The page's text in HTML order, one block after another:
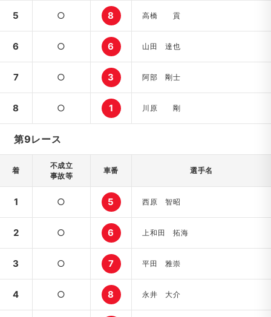
5 ○ 8 高橋 貢
6 ○ 6 山田 達也
7 ○ 3 阿部 剛士
8 ○ 1 川原 剛
第9レース
着
不成立
事故等
車番 選手名
1 ○ 5 西原 智昭
2 ○ 6 上和田 拓海
3 ○ 7 平田 雅崇
4 ○ 8 永井 大介